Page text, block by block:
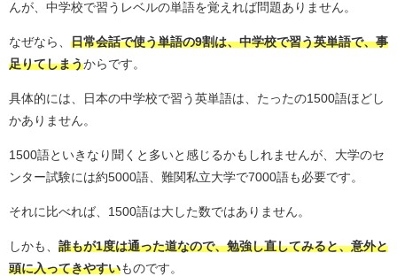
んが、中学校で習うレベルの単語を覚えれば問題ありません。
なぜなら、 日常会話で使う単語の9割は、中学校で習う英単語で、事
足りてしまうからです。
具体的には、日本の中学校で習う英単語は、たったの1500語ほどし
かありません。
1500語といきなり聞くと多いと感じるかもしれませんが、大学のセ
ンター試験には約5000語、難関私立大学で7000語も必要です。
それに比べれば、1500語は大した数ではありません。
しかも、 誰もが1度は通った道なので、勉強し直してみると、意外と
頭に入ってきやすいものです。